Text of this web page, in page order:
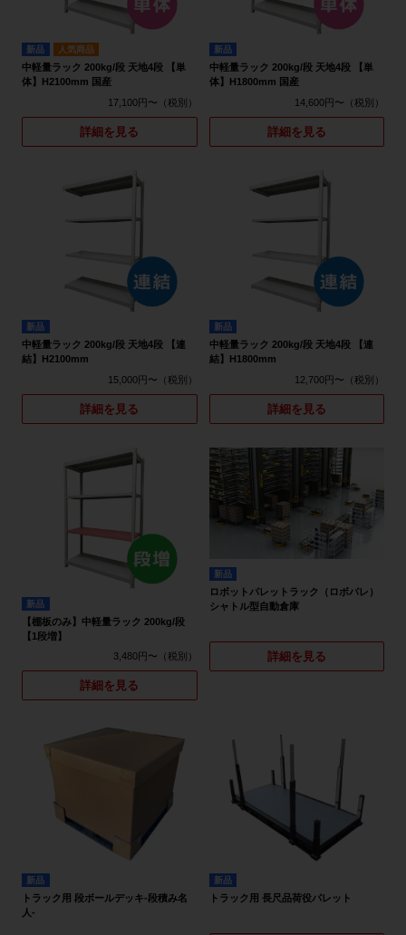
新品 人気商品
中軽量ラック 200kg/段 天地4段 【単
体】H2100mm 国産
17,100円〜
詳細を見る
新品
中軽量ラック 200kg/段 天地4段 【単
体】H1800mm 国産
14,600円〜
詳細を見る
新品
中軽量ラック 200kg/段 天地4段 【連
結】H2100mm
15,000円〜
詳細を見る
新品
中軽量ラック 200kg/段 天地4段 【連
結】H1800mm
12,700円〜
詳細を見る
新品
【棚板のみ】中軽量ラック 200kg/段
【1段増】
3,480円〜
詳細を見る
新品
ロボットパレットラック（ロボパレ）
シャトル型自動倉庫
詳細を見る
新品
トラック用 段ボールデッキ-段積み名
人-
新品
トラック用 長尺品荷役パレット